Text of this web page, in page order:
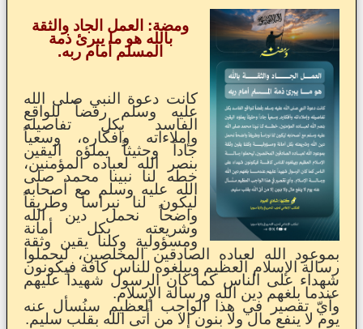
ومضة: العمل الجاد والثقة
بالله هو ما يبرئ ذمة
المسلم أمام ربه.
كانت دعوة النبي صلى الله
عليه وسلم رفضاً للواقع
الفاسد بكل تفاصيله
وإملاءاته وأفكاره، وسعياً
جاداً وحثيثاً يملؤه اليقين
بنصر الله لعباده المؤمنين،
خطه لنا نبينا محمد صلى
الله عليه وسلم مع أصحابه
ليكون لنا نبراساً وطريقاً
واضحاً نحمل دين الله
وشريعته بكل أمانة
ومسؤولية وكلنا يقين وثقة
بموعود الله لعباده الصادقين المخلصين، ليحملوا
رسالة الإسلام العظيم ويبلغوه للناس كافة فيكونون
شهداء على الناس كما كان الرسول شهيداً عليهم
عندما بلغهم دين الله ورسالة الإسلام.
وأيّ تقصير في هذا الواجب العظيم سنُسأل عنه
يوم لا ينفع مال ولا بنون إلا من أتى الله بقلب سليم.